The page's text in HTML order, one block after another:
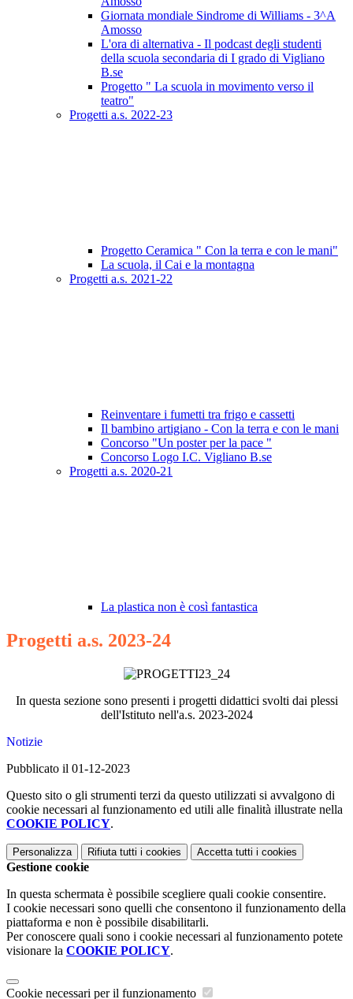
Giornata mondiale Sindrome di Williams - 3^A
Amosso
L'ora di alternativa - Il podcast degli studenti
della scuola secondaria di I grado di Vigliano
B.se
Progetto " La scuola in movimento verso il
teatro"
Progetti a.s. 2022-23
Progetto Ceramica " Con la terra e con le mani"
La scuola, il Cai e la montagna
Progetti a.s. 2021-22
Reinventare i fumetti tra frigo e cassetti
Il bambino artigiano - Con la terra e con le mani
Concorso "Un poster per la pace "
Concorso Logo I.C. Vigliano B.se
Progetti a.s. 2020-21
La plastica non è così fantastica
Progetti a.s. 2023-24
In questa sezione sono presenti i progetti didattici svolti dai plessi
dell'Istituto nell'a.s. 2023-2024
Notizie
Pubblicato il 01-12-2023
Questo sito o gli strumenti terzi da questo utilizzati si avvalgono di
cookie necessari al funzionamento ed utili alle finalità illustrate nella
COOKIE POLICY.
Personalizza Rifiuta tutti i cookies Accetta tutti i cookies
Gestione cookie
In questa schermata è possibile scegliere quali cookie consentire.
I cookie necessari sono quelli che consentono il funzionamento della
piattaforma e non è possibile disabilitarli.
Per conoscere quali sono i cookie necessari al funzionamento potete
visionare la COOKIE POLICY.
Cookie necessari per il funzionamento